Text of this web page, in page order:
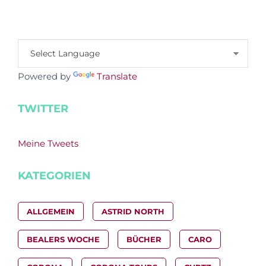
Powered by Translate
TWITTER
Meine Tweets
KATEGORIEN
ALLGEMEIN ASTRID NORTH
BEALERS WOCHE BÜCHER CARO